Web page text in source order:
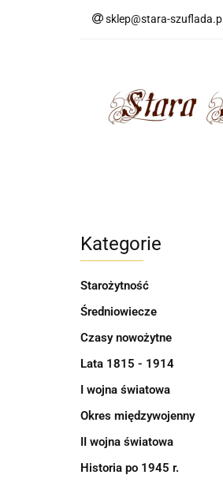
sklep@stara-szuflada.pl
Kategorie
Starożytność
Średniowiecze
Czasy nowożytne
Lata 1815 - 1914
I wojna światowa
Okres międzywojenny
II wojna światowa
Historia po 1945 r.